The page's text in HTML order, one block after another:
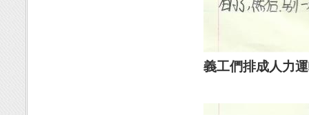
義工們排成人力